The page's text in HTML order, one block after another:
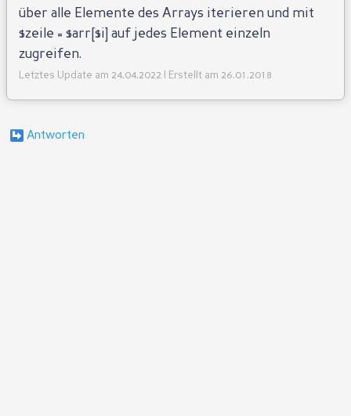
über alle Elemente des Arrays iterieren und mit
$zeile = $arr[$i] auf jedes Element einzeln
zugreifen.
Letztes Update am 24.04.2022 | Erstellt am 26.01.2018